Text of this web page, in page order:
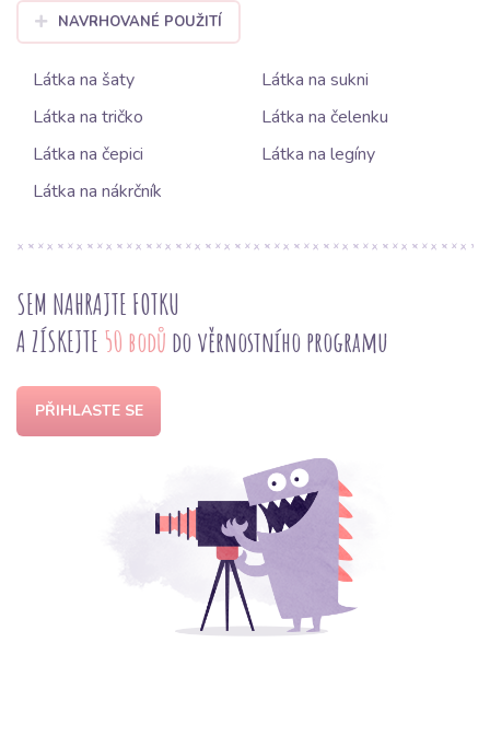
NAVRHOVANÉ POUŽITÍ
Látka na šaty
Látka na sukni
Látka na tričko
Látka na čelenku
Látka na čepici
Látka na legíny
Látka na nákrčník
SEM NAHRAJTE FOTKU
A ZÍSKEJTE 50 bodů do věrnostního programu
PŘIHLASTE SE